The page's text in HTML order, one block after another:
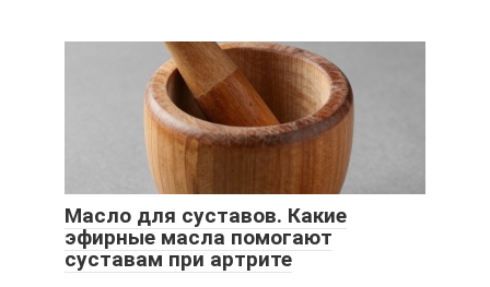
Масло для суставов. Какие
эфирные масла помогают
суставам при артрите